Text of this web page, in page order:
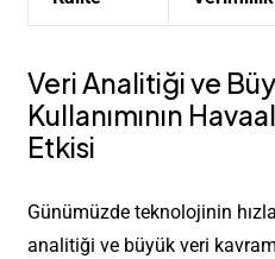
Veri Analitiği ve
Kullanımının
Etkisi
Günümüzde teknolojinin
analitiği ve büyük veri